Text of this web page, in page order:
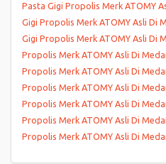
Pasta Gigi Propolis Merk ATOMY
Gigi Propolis Merk ATOMY Asli Di
Gigi Propolis Merk ATOMY Asli Di
Propolis Merk ATOMY Asli Di
Propolis Merk ATOMY Asli Di
Propolis Merk ATOMY Asli Di
Propolis Merk ATOMY Asli Di
Propolis Merk ATOMY Asli Di
Propolis Merk ATOMY Asli Di